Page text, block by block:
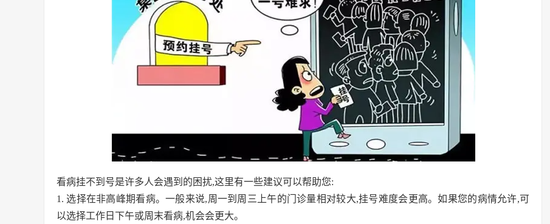
看病挂不到号是许多人会遇到的困扰,这里有一些建议可以帮助您:
1. 选择在非高峰期看病。一般来说,周一到周三上午的门诊量相对较大,挂号难度会更高。如果您的病情允许,可
以选择工作日下午或周末看病,机会会更大。